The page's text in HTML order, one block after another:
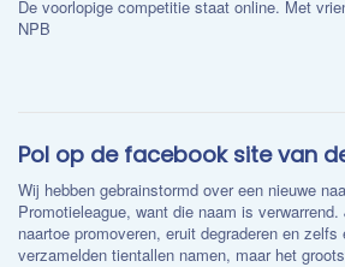
De voorlopige competitie staat online. Met
NPB
Pol op de facebook site van
Wij hebben gebrainstormd over een nieuwe
Promotieleague, want die naam is
naartoe promoveren, eruit degraderen en
verzamelden tientallen namen, maar het